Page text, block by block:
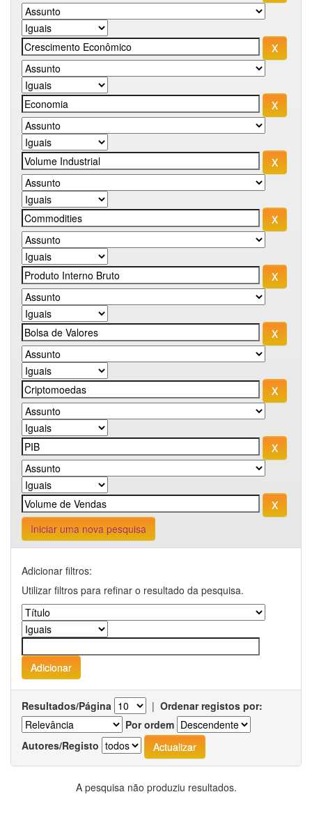
Iniciar uma nova pesquisa
Adicionar filtros:
Utilizar filtros para refinar o resultado da pesquisa.
Resultados/Página | Ordenar registos por:
Por ordem
Autores/Registo
A pesquisa não produziu resultados.